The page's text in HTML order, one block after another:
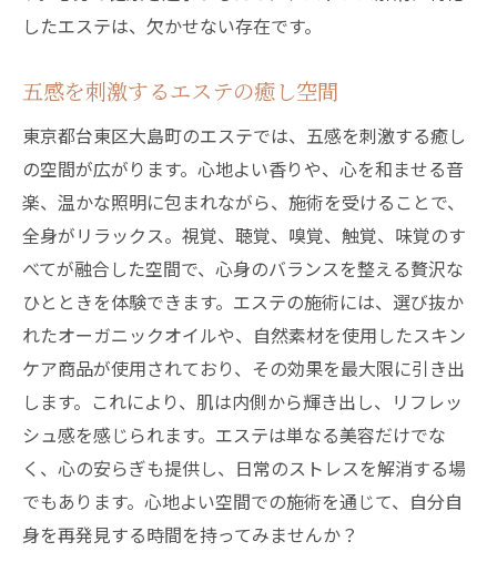
能性
の価値
エステの持つ本当の価値を再発見
東京都台東区大島町のエステが提供する価
値
エステを通じた心と身体の変化
施術で感じるエステの真の価値
エステで日常に変化をもたらす方法
東京都台東区大島町で見つけるエステの魅
したエステは、欠かせない存在です。
五感を刺激するエステの癒し空間
東京都台東区大島町のエステでは、五感を刺激する癒し
の空間が広がります。心地よい香りや、心を和ませる音
楽、温かな照明に包まれながら、施術を受けることで、
全身がリラックス。視覚、聴覚、嗅覚、触覚、味覚のす
べてが融合した空間で、心身のバランスを整える贅沢な
ひとときを体験できます。エステの施術には、選び抜か
れたオーガニックオイルや、自然素材を使用したスキン
ケア商品が使用されており、その効果を最大限に引き出
します。これにより、肌は内側から輝き出し、リフレッ
シュ感を感じられます。エステは単なる美容だけでな
く、心の安らぎも提供し、日常のストレスを解消する場
でもあります。心地よい空間での施術を通じて、自分自
身を再発見する時間を持ってみませんか？